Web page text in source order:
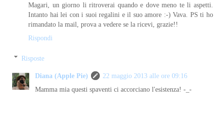
Magari, un giorno li ritroverai quando e dove meno te li aspetti.
Intanto hai lei con i suoi regalini e il suo amore :-) Vava. PS ti ho
rimandato la mail, prova a vedere se la ricevi, grazie!!
Rispondi
Risposte
Diana (Apple Pie)
22 maggio 2013 alle ore 09:16
Mamma mia questi spaventi ci accorciano l'esistenza! -_-